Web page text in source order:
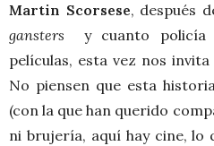
Martin Scorsese, después
gansters y cuanto policía
películas, esta vez nos
No piensen que esta
(con la que han querido
ni brujería, aquí hay cine, lo